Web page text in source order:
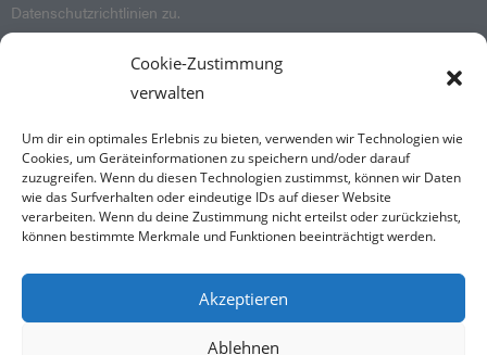
Cookie-Zustimmung
verwalten
Um dir ein optimales Erlebnis zu bieten, verwenden wir Technologien wie
Cookies, um Geräteinformationen zu speichern und/oder darauf
zuzugreifen. Wenn du diesen Technologien zustimmst, können wir Daten
wie das Surfverhalten oder eindeutige IDs auf dieser Website
verarbeiten. Wenn du deine Zustimmung nicht erteilst oder zurückziehst,
können bestimmte Merkmale und Funktionen beeinträchtigt werden.
Akzeptieren
Ablehnen
Datenschutzrichtlinien zu.
SENDEN
Folge mir Instagram und Facebook
Facharzt für Psychosomatische Medizin und Psychotherapie